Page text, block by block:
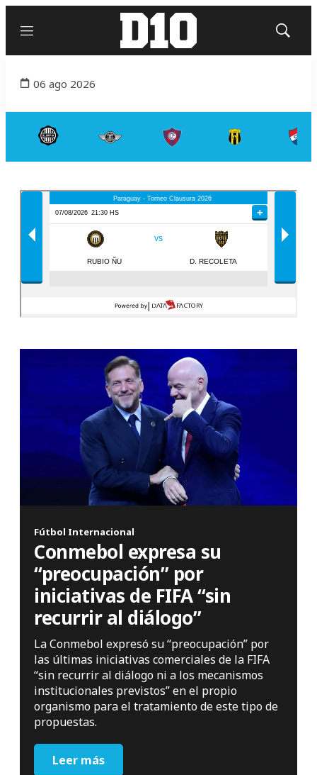
Menú
Mostrar
06 ago 2026
Fútbol Internacional
Conmebol expresa su
“preocupación” por
iniciativas de FIFA “sin
recurrir al diálogo”
La Conmebol expresó su “preocupación” por
las últimas iniciativas comerciales de la FIFA
“sin recurrir al diálogo ni a los mecanismos
institucionales previstos” en el propio
organismo para el tratamiento de este tipo de
propuestas.
Leer más